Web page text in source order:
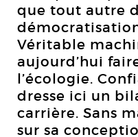
que tout autre
Véritable
aujourd’hui
l’écologie.
dresse ici un
carrière. Sans
sur sa